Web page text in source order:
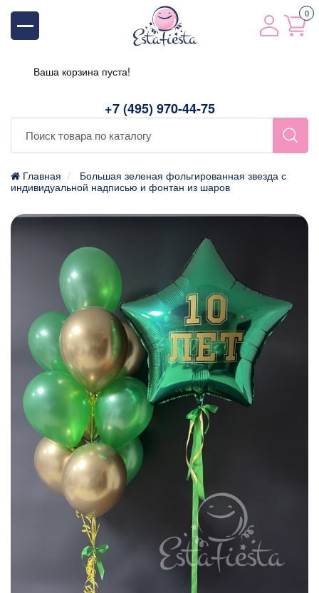
+7 (495) 970-44-75
0
Ваша корзина пуста!
Главная
Большая зеленая фольгированная звезда с
индивидуальной надписью и фонтан из шаров